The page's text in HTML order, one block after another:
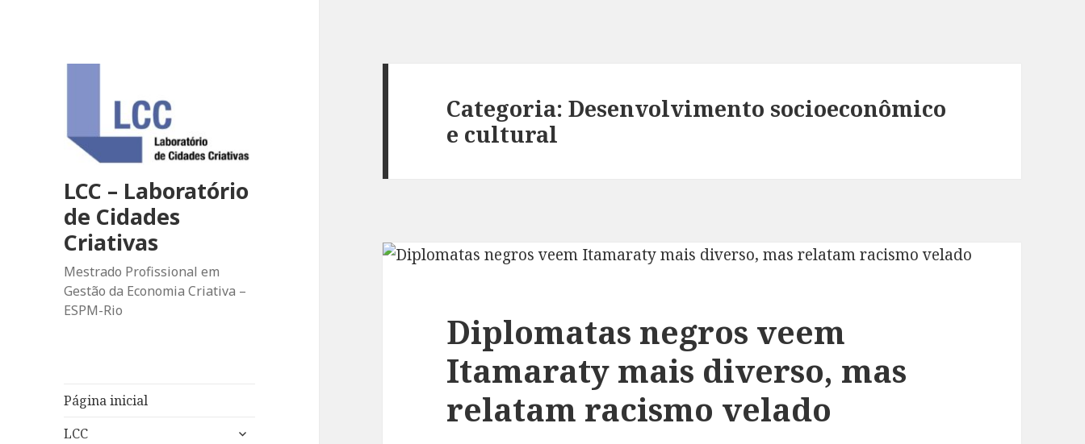
LCC – Laboratório
de Cidades
Criativas
Mestrado Profissional em
Gestão da Economia Criativa –
ESPM-Rio
Página inicial
LCC
expandir
Categoria:Desenvolvimento socioeconômico
e cultural
Diplomatas negros veem
Itamaraty mais diverso, mas
relatam racismo velado